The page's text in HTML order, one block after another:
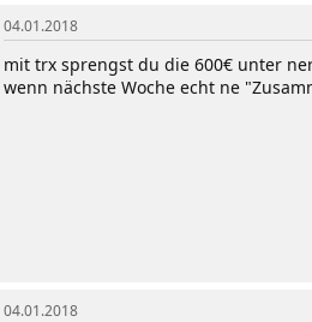
04.01.2018
mit trx sprengst du die 600€ unter
wenn nächste Woche echt ne
04.01.2018